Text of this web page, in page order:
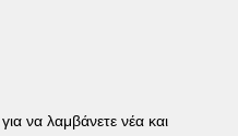
να λαμβάνετε νέα και